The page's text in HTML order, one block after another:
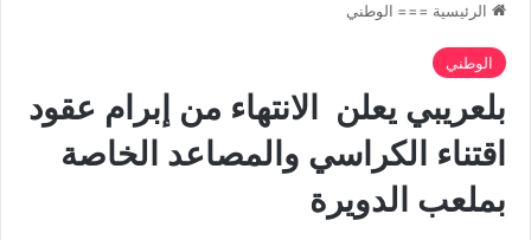
الرئيسية === الوطني
الوطني
بلعريبي يعلن الانتهاء من إبرام عقود
اقتناء الكراسي والمصاعد الخاصة
بملعب الدويرة